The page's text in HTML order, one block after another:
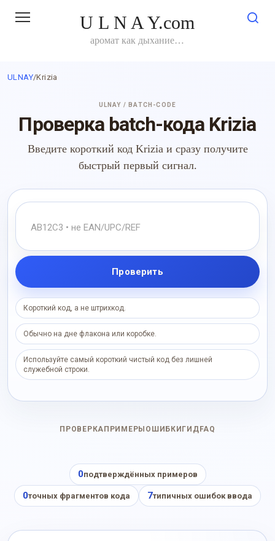
U L N A Y.com
аромат как дыхание…
ULNAY/Krizia
ULNAY / BATCH-CODE
Проверка batch-кода Krizia
Введите короткий код Krizia и сразу получите
быстрый первый сигнал.
Проверить
Короткий код, а не штрихкод.
Обычно на дне флакона или коробке.
Используйте самый короткий чистый код без лишней
служебной строки.
ПРОВЕРКА ПРИМЕРЫ ОШИБКИ ГИД FAQ
0подтверждённых примеров
0точных фрагментов кода 7типичных ошибок ввода